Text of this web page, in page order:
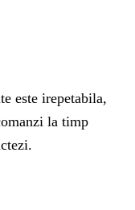
este irepetabila,
la timp